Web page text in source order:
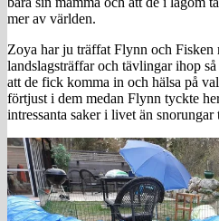
mer av världen.
Zoya har ju träffat Flynn och Fisken
landslagsträffar och tävlingar ihop
att de fick komma in och hälsa på
förtjust i dem medan Flynn tyckte
intressanta saker i livet än snorungar